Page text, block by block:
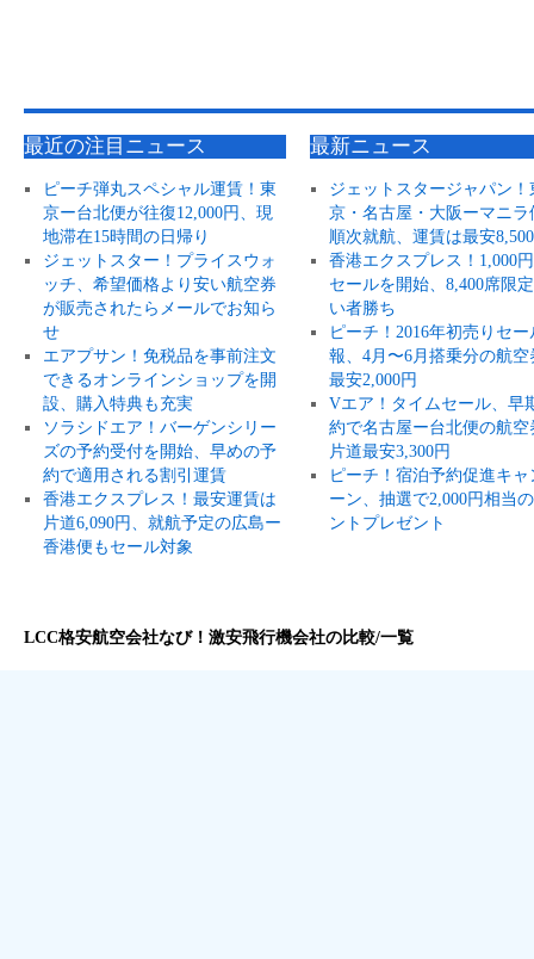
最近の注目ニュース
ピーチ弾丸スペシャル運賃！東
京ー台北便が往復12,000円、現
地滞在15時間の日帰り
ジェットスター！プライスウォ
ッチ、希望価格より安い航空券
が販売されたらメールでお知ら
せ
エアプサン！免税品を事前注文
できるオンラインショップを開
設、購入特典も充実
ソラシドエア！バーゲンシリー
ズの予約受付を開始、早めの予
約で適用される割引運賃
香港エクスプレス！最安運賃は
片道6,090円、就航予定の広島ー
香港便もセール対象
最新ニュース
ジェットスタージャパン！
京・名古屋・大阪ーマニラ
順次就航、運賃は最安
香港エクスプレス！1,000
セールを開始、8,400席限
い者勝ち
ピーチ！2016年初売りセー
報、4月〜6月搭乗分の航空
最安2,000円
Vエア！タイムセール、早
約で名古屋ー台北便の航空
片道最安3,300円
ピーチ！宿泊予約促進キャ
ーン、抽選で2,000円相当
ントプレゼント
LCC格安航空会社なび！激安飛行機会社の比較/一覧